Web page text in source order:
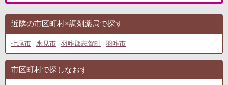
近隣の市区町村×調剤薬局で探す
七尾市 氷見市 羽咋郡志賀町 羽咋市
市区町村で探しなおす